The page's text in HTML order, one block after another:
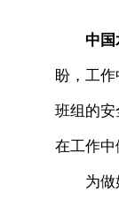
中
盼，工
班组的
在工作中
为做好